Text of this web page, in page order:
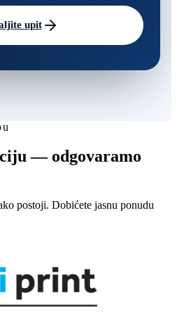
upit
— odgovaramo
postoji. Dobićete jasnu ponudu